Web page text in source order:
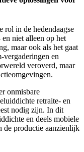
rol in de hedendaagse
niet alleen op het
maar ook als het gaat
vergaderingen en
veroverd, maar
onmisbare
retraite- en
nodig zijn. In dit
en deels mobiele
de productie aanzienlijk